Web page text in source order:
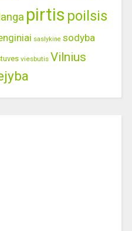
pirtis poilsis
saslykine sodyba
viesbutis Vilnius